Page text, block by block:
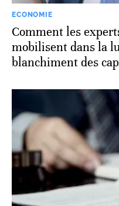
ECONOMIE
Comment les
mobilisent dans la
blanchiment des